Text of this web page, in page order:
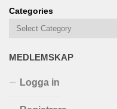
Categories
MEDLEMSKAP
Logga in